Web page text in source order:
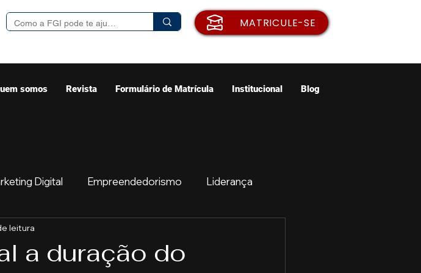
MATRICULE-SE
somos Revista Formulário de Matrícula Institucional Blog
Digital Empreendedorismo Liderança
a duração do
leitura